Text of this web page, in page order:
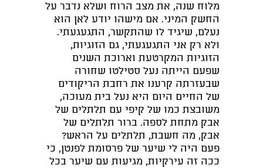
מלוח שנה, את מצב הרוח ושלא נדבר על
החשק המיני. אם מישהו יודע לאן הוא
נעלם, שיגיד לו שהתקשר, התגעגעתי.
ולא רק אני התגעגעתי, גם הזוגיות,
הזוגיות המקרטעת וארוכת השנים
שפעם הייתה נעל סטילטו שחורה
שבעזרתה קרענו את רחבת הריקודים
של החיים היום היא נעל בית מעוכה,
משובצת כמו של קיפי עם תלתלים של
אבק מתחת לספה. ברור תלתלים של
אבק, מה חשבת, תלתלים על הראש?
פעם היה לי שיער של פרסומת לפנטן, כי
ככה זה עירקיות, מגיעות עם שיער בכל